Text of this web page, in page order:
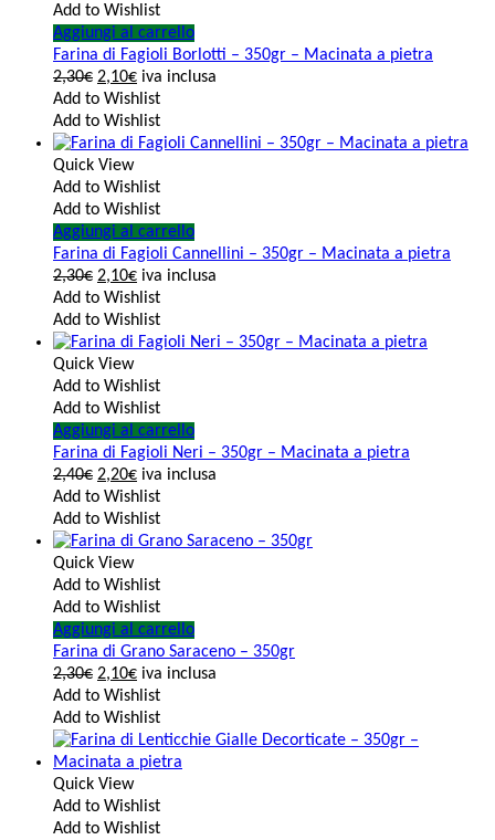
Add to Wishlist
Aggiungi al carrello
Farina di Fagioli Borlotti – 350gr – Macinata a pietra
2,30€ 2,10€ iva inclusa
Add to Wishlist
Add to Wishlist
Quick View
Add to Wishlist
Add to Wishlist
Aggiungi al carrello
Farina di Fagioli Cannellini – 350gr – Macinata a pietra
2,30€ 2,10€ iva inclusa
Add to Wishlist
Add to Wishlist
Quick View
Add to Wishlist
Add to Wishlist
Aggiungi al carrello
Farina di Fagioli Neri – 350gr – Macinata a pietra
2,40€ 2,20€ iva inclusa
Add to Wishlist
Add to Wishlist
Quick View
Add to Wishlist
Add to Wishlist
Aggiungi al carrello
Farina di Grano Saraceno – 350gr
2,30€ 2,10€ iva inclusa
Add to Wishlist
Add to Wishlist
Quick View
Add to Wishlist
Add to Wishlist